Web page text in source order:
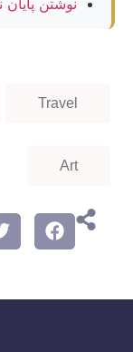
Travel
Art